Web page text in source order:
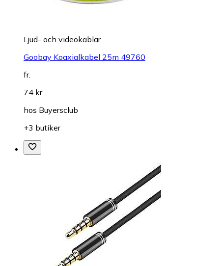
Ljud- och videokablar
Goobay Koaxialkabel 25m 49760
fr.
74 kr
hos Buyersclub
+3 butiker